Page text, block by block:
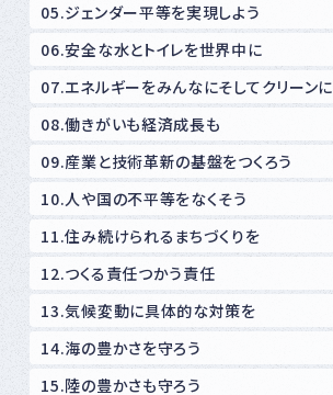
05.ジェンダー平等を実現しよう
06.安全な水とトイレを世界中に
07.エネルギーをみんなにそしてクリーンに
08.働きがいも経済成長も
09.産業と技術革新の基盤をつくろう
10.人や国の不平等をなくそう
11.住み続けられるまちづくりを
12.つくる責任つかう責任
13.気候変動に具体的な対策を
14.海の豊かさを守ろう
15.陸の豊かさも守ろう